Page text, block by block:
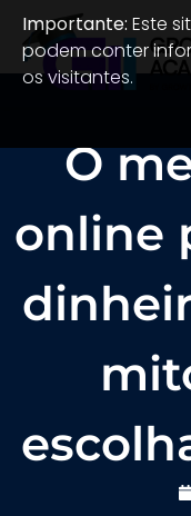
O
online
Importante: Este
podem conter
os visitantes.